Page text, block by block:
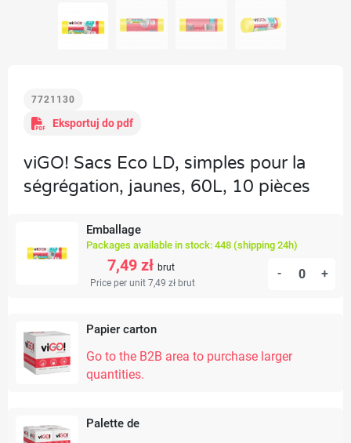
7721130
Eksportuj do pdf
viGO! Sacs Eco LD, simples pour la
ségrégation, jaunes, 60L, 10 pièces
Emballage
Packages available in stock: 448 (shipping 24h)
7,49 zł brut
Price per unit 7,49 zł brut
- +
Papier carton
Go to the B2B area to purchase larger
quantities.
Palette de